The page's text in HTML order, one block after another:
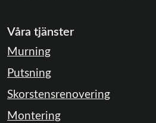
Våra tjänster
Murning
Putsning
Skorstensrenovering
Montering